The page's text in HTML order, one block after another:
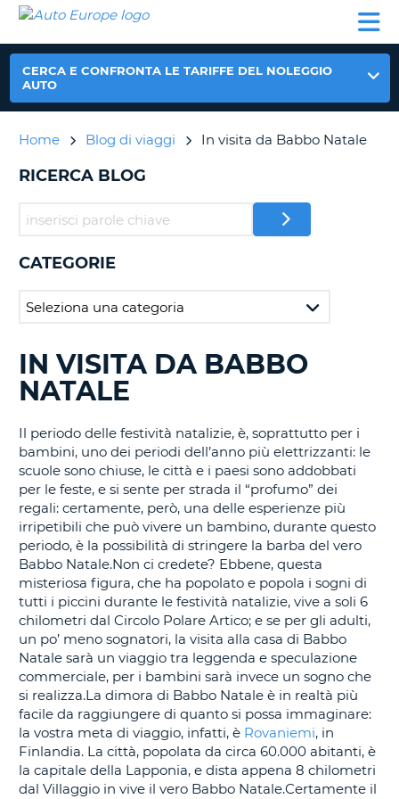
NOLEGGIO
NOLEGGIO
AUTO
EUROPE
NOLEGGIO
CAMPER
PARTNER
AIUTO
IL
PRENOTAZIONE
CERCA E CONFRONTA LE TARIFFE DEL NOLEGGIO
AUTO
Home Blog di viaggi In visita da Babbo Natale
RICERCA BLOG
CATEGORIE
RICERCA
BLOG
IN
CORSO......
IN VISITA DA BABBO
NATALE
Il periodo delle festività natalizie, è, soprattutto per i
bambini, uno dei periodi dell’anno più elettrizzanti: le
scuole sono chiuse, le città e i paesi sono addobbati
per le feste, e si sente per strada il “profumo” dei
regali: certamente, però, una delle esperienze più
irripetibili che può vivere un bambino, durante questo
periodo, è la possibilità di stringere la barba del vero
Babbo Natale.Non ci credete? Ebbene, questa
misteriosa figura, che ha popolato e popola i sogni di
tutti i piccini durante le festività natalizie, vive a soli 6
chilometri dal Circolo Polare Artico; e se per gli adulti,
un po’ meno sognatori, la visita alla casa di Babbo
Natale sarà un viaggio tra leggenda e speculazione
commerciale, per i bambini sarà invece un sogno che
si realizza.La dimora di Babbo Natale è in realtà più
facile da raggiungere di quanto si possa immaginare:
la vostra meta di viaggio, infatti, è Rovaniemi, in
Finlandia. La città, popolata da circa 60.000 abitanti, è
la capitale della Lapponia, e dista appena 8 chilometri
dal Villaggio in vive il vero Babbo Natale.Certamente il